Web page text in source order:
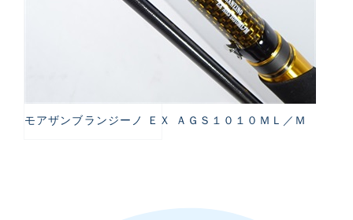
モアザンブランジーノ ＥＸ ＡＧＳ１０１０ＭＬ／Ｍ